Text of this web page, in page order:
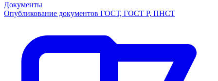
Документы
Опубликование документов ГОСТ, ГОСТ Р, ПНСТ